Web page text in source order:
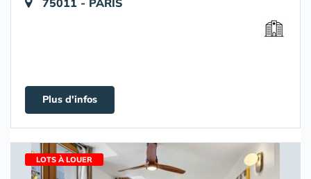
75011 - PARIS
Plus d'infos
LOTS À LOUER